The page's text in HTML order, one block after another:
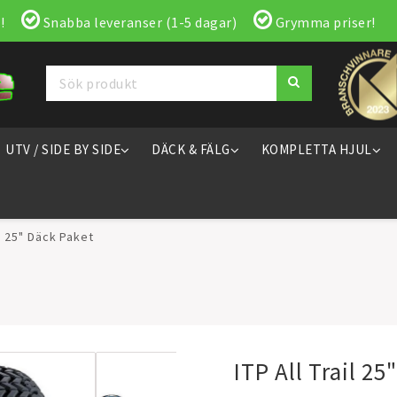
Snabba leveranser (1-5 dagar) Grymma priser!
UTV / SIDE BY SIDE DÄCK & FÄLG KOMPLETTA HJUL
25" Däck Paket
ITP All Trail